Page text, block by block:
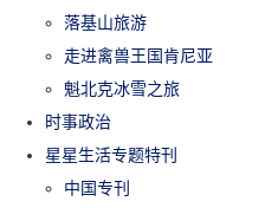
落基山旅游
走进禽兽王国肯尼亚
魁北克冰雪之旅
时事政治
星星生活专题特刊
中国专刊